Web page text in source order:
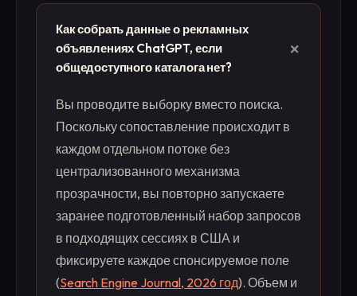
Как собрать данные о рекламных
объявлениях ChatGPT, если
общедоступного каталога нет?
+
Вы проводите выборку вместо поиска.
Поскольку сопоставление происходит в
каждом отдельном потоке без
централизованного механизма
прозрачности, вы повторно запускаете
заранее подготовленный набор запросов
в подходящих сессиях в США и
фиксируете каждое спонсируемое поле
(Search Engine Journal, 2026 год). Объем и